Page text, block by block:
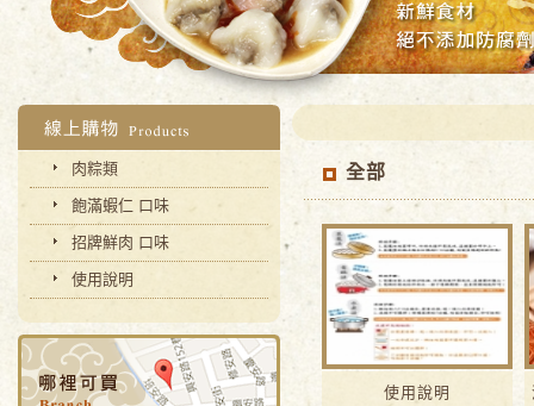
肉粽類
飽滿蝦仁 口味
招牌鮮肉 口味
使用說明
全部
使用說明